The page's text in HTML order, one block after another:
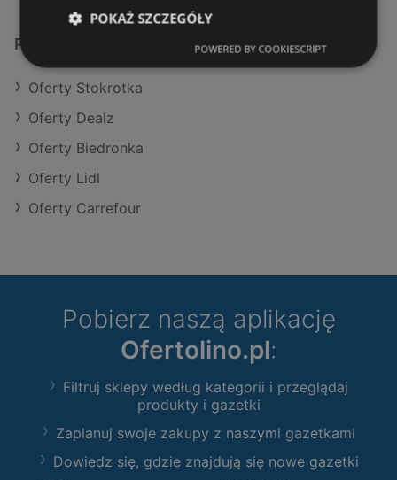
Podobne sklepy detaliczne
Oferty Stokrotka
Oferty Dealz
Oferty Biedronka
Oferty Lidl
Oferty Carrefour
Pobierz naszą aplikację
Ofertolino.pl:
Filtruj sklepy według kategorii i przeglądaj
produkty i gazetki
Zaplanuj swoje zakupy z naszymi gazetkami
Dowiedz się, gdzie znajdują się nowe gazetki
POKAŻ SZCZEGÓŁY
POWERED BY COOKIESCRIPT